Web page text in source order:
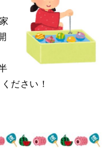
ださい！